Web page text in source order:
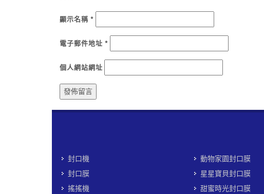
顯示名稱 *
電子郵件地址 *
個人網站網址
封口機
封口膜
搖搖機
動物家園封口膜
星星寶貝封口膜
甜蜜時光封口膜